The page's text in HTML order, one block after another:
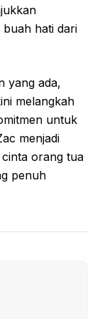
buah hati dari
yang ada,
melangkah
untuk
menjadi
orang tua
penuh